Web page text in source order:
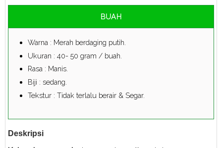
BUAH
Warna : Merah berdaging putih.
Ukuran : 40- 50 gram / buah.
Rasa : Manis.
Biji : sedang.
Tekstur : Tidak terlalu berair & Segar.
Deskripsi